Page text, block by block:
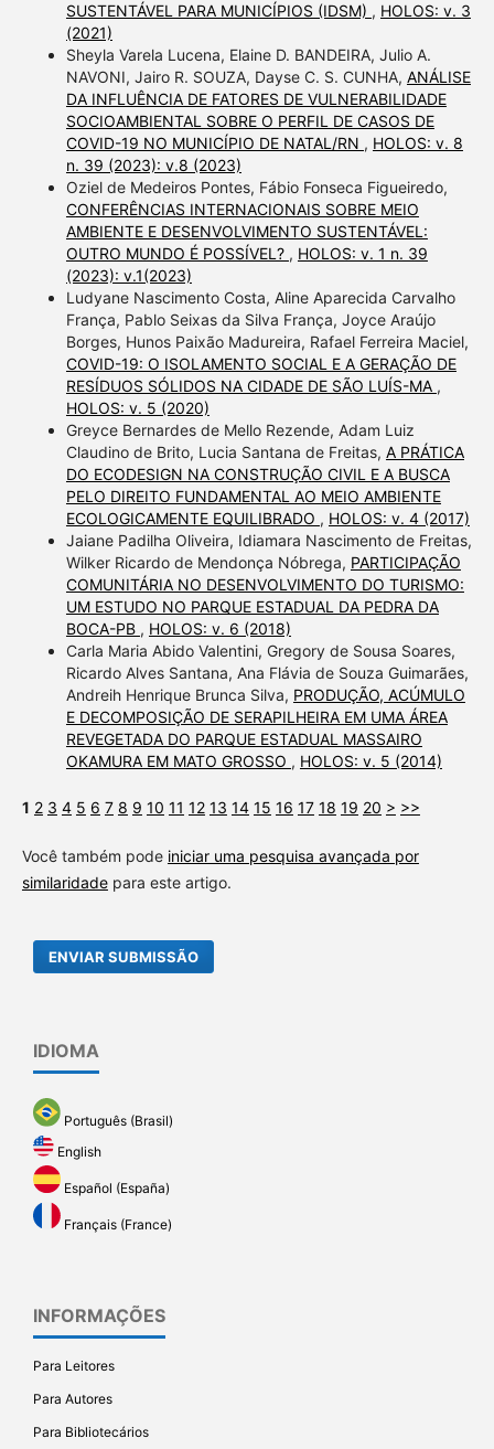
SUSTENTÁVEL PARA MUNICÍPIOS (IDSM) , HOLOS: v. 3
(2021)
Sheyla Varela Lucena, Elaine D. BANDEIRA, Julio A.
NAVONI, Jairo R. SOUZA, Dayse C. S. CUNHA, ANÁLISE
DA INFLUÊNCIA DE FATORES DE VULNERABILIDADE
SOCIOAMBIENTAL SOBRE O PERFIL DE CASOS DE
COVID-19 NO MUNICÍPIO DE NATAL/RN , HOLOS: v. 8
n. 39 (2023): v.8 (2023)
Oziel de Medeiros Pontes, Fábio Fonseca Figueiredo,
CONFERÊNCIAS INTERNACIONAIS SOBRE MEIO
AMBIENTE E DESENVOLVIMENTO SUSTENTÁVEL:
OUTRO MUNDO É POSSÍVEL? , HOLOS: v. 1 n. 39
(2023): v.1(2023)
Ludyane Nascimento Costa, Aline Aparecida Carvalho
França, Pablo Seixas da Silva França, Joyce Araújo
Borges, Hunos Paixão Madureira, Rafael Ferreira Maciel,
COVID-19: O ISOLAMENTO SOCIAL E A GERAÇÃO DE
RESÍDUOS SÓLIDOS NA CIDADE DE SÃO LUÍS-MA ,
HOLOS: v. 5 (2020)
Greyce Bernardes de Mello Rezende, Adam Luiz
Claudino de Brito, Lucia Santana de Freitas, A PRÁTICA
DO ECODESIGN NA CONSTRUÇÃO CIVIL E A BUSCA
PELO DIREITO FUNDAMENTAL AO MEIO AMBIENTE
ECOLOGICAMENTE EQUILIBRADO , HOLOS: v. 4 (2017)
Jaiane Padilha Oliveira, Idiamara Nascimento de Freitas,
Wilker Ricardo de Mendonça Nóbrega, PARTICIPAÇÃO
COMUNITÁRIA NO DESENVOLVIMENTO DO TURISMO:
UM ESTUDO NO PARQUE ESTADUAL DA PEDRA DA
BOCA-PB , HOLOS: v. 6 (2018)
Carla Maria Abido Valentini, Gregory de Sousa Soares,
Ricardo Alves Santana, Ana Flávia de Souza Guimarães,
Andreih Henrique Brunca Silva, PRODUÇÃO, ACÚMULO
E DECOMPOSIÇÃO DE SERAPILHEIRA EM UMA ÁREA
REVEGETADA DO PARQUE ESTADUAL MASSAIRO
OKAMURA EM MATO GROSSO , HOLOS: v. 5 (2014)
1 2 3 4 5 6 7 8 9 10 11 12 13 14 15 16 17 18 19 20 > >>
Você também pode iniciar uma pesquisa avançada por
similaridadepara este artigo.
ENVIAR SUBMISSÃO
IDIOMA
Português (Brasil)
English
Español (España)
Français (France)
INFORMAÇÕES
Para Leitores
Para Autores
Para Bibliotecários